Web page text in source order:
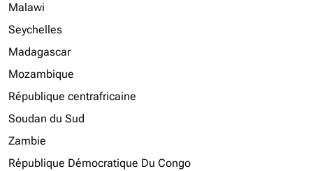
Malawi
Seychelles
Madagascar
Mozambique
République centrafricaine
Soudan du Sud
Zambie
République Démocratique Du Congo